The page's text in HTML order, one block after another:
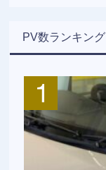
PV数ランキング